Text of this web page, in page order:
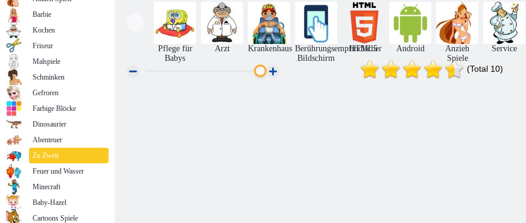
Baby-Hazel
Newborn
Impfung
Baby Hazel.
Sporttag
Baby-Hazel:
Entdecken Sie
die Tiere
Pflege für
Babys
Arzt Krankenhaus Berührungsempfindlicher
Bildschirm
HTML5 Android
Anzieh
Spiele
Service
(Total 10)
Barbie
Kochen
Friseur
Malspiele
Schminken
Gefroren
Farbige Blöcke
Dinosaurier
Abenteuer
Zu Zweit
Feuer und Wasser
Minecraft
Baby-Hazel
Cartoons Spiele